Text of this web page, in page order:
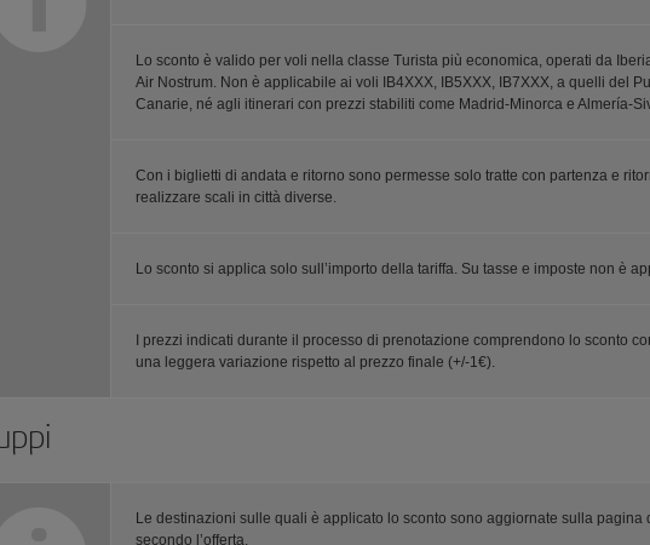
Lo sconto è valido per voli nella classe Turista più economica, operati da
Air Nostrum. Non è applicabile ai voli IB4XXX, IB5XXX, IB7XXX, a quelli del
Canarie, né agli itinerari con prezzi stabiliti come Madrid-Minorca e Almería-
Con i biglietti di andata e ritorno sono permesse solo tratte con partenza e
realizzare scali in città diverse.
Lo sconto si applica solo sull’importo della tariffa. Su tasse e imposte non è
I prezzi indicati durante il processo di prenotazione comprendono lo sconto
una leggera variazione rispetto al prezzo finale (+/-1€).
Le destinazioni sulle quali è applicato lo sconto sono aggiornate sulla pagina
secondo l’offerta.